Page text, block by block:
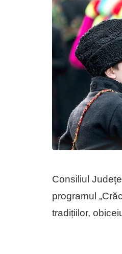
Consiliul
programul
tradițiilor,